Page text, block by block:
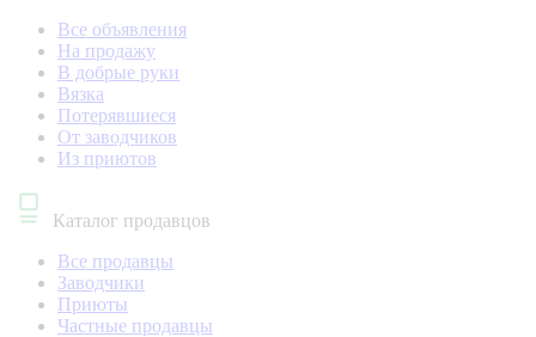
Все объявления
На продажу
В добрые руки
Вязка
Потерявшиеся
От заводчиков
Из приютов
Каталог продавцов
Все продавцы
Заводчики
Приюты
Частные продавцы